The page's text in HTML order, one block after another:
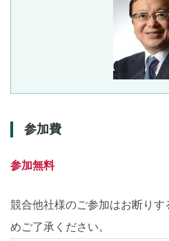
参加費
参加無料
競合他社様のご参加はお断り
めご了承ください。